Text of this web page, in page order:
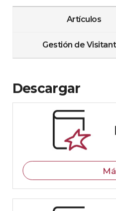
Artículos
Gestión de
Descargar